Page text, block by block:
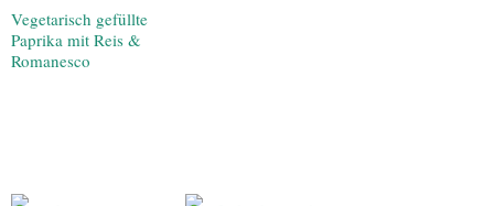
Vegetarisch gefüllte
Paprika mit Reis &
Romanesco